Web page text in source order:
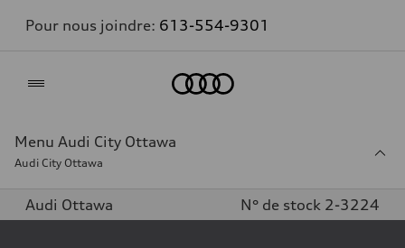
Pour nous joindre: 613-554-9301
Menu Audi City Ottawa
Audi City Ottawa
Audi Ottawa N° de stock 2-3224